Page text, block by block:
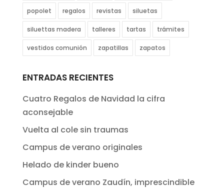
popolet regalos revistas siluetas
siluettas madera talleres tartas trámites
vestidos comunión zapatillas zapatos
ENTRADAS RECIENTES
Cuatro Regalos de Navidad la cifra
aconsejable
Vuelta al cole sin traumas
Campus de verano originales
Helado de kinder bueno
Campus de verano Zaudín, imprescindible